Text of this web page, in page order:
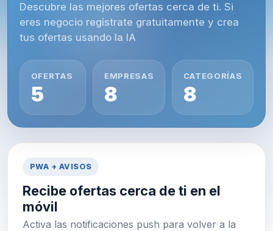
Descubre las mejores ofertas cerca de ti. Si
eres negocio regístrate gratuitamente y crea
tus ofertas usando la IA
OFERTAS
5
EMPRESAS
8
CATEGORÍAS
8
PWA + AVISOS
Recibe ofertas cerca de ti en el
móvil
Activa las notificaciones push para volver a la